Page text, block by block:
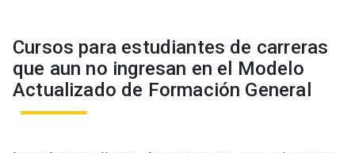
Cursos para estudiantes de carreras
que aun no ingresan en el Modelo
Actualizado de Formación General